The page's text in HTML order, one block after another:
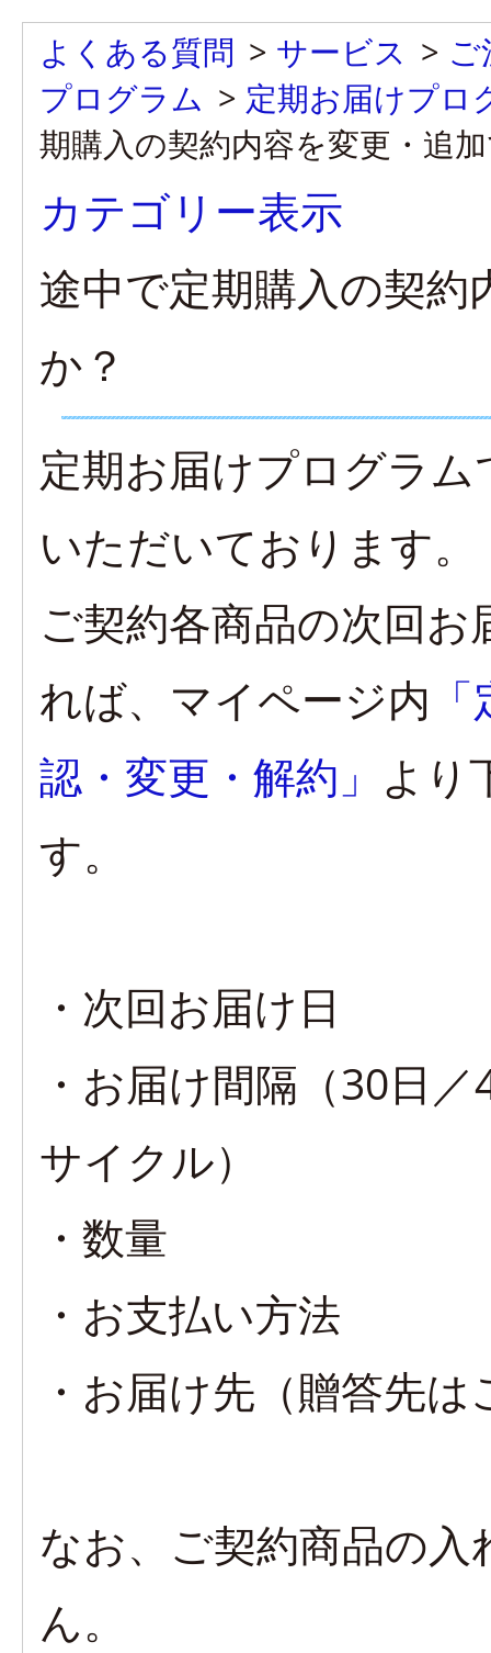
よくある質問 > サービス >
プログラム > 定期お届けプロ
期購入の契約内容を変更・追
カテゴリー表示
途中で定期購入の契
か？
定期お届けプログラ
いただいております。
ご契約各商品の次回
れば、マイページ内
認・変更・解約」 より
す。
・次回お届け日
・お届け間隔（30日
サイクル）
・数量
・お支払い方法
・お届け先（贈答先
なお、ご契約商品の
ん。